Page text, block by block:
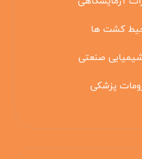
کشت ها
صنعتی
پزشکی